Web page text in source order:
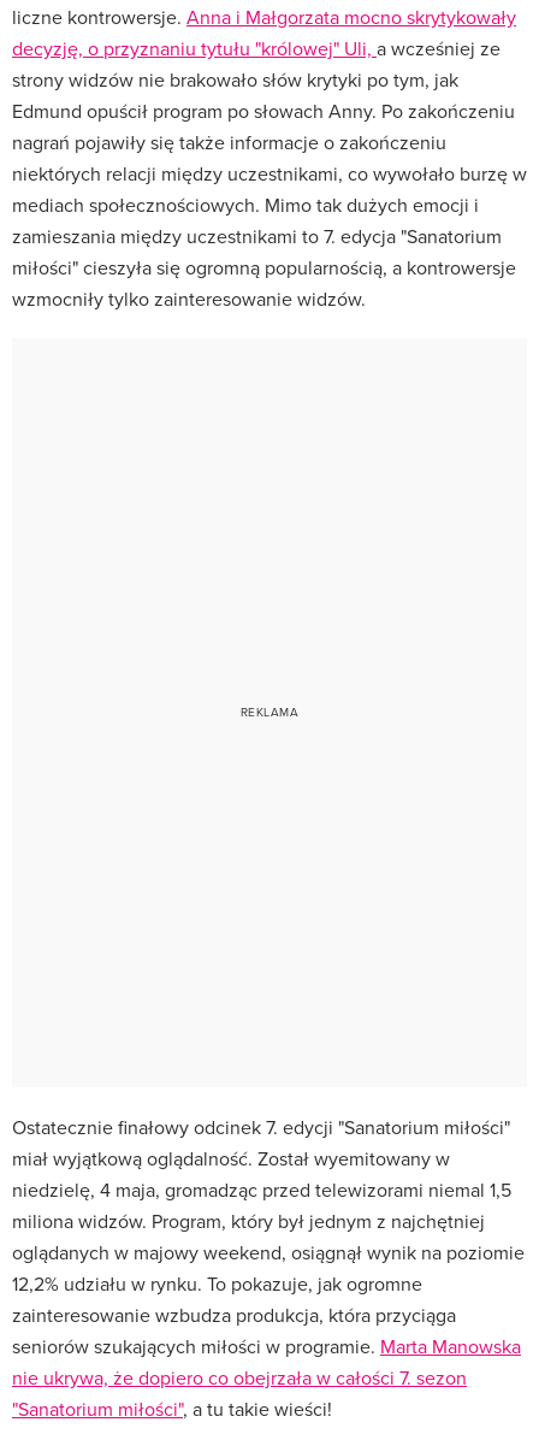
liczne kontrowersje. Anna i Małgorzata mocno skrytykowały
decyzję, o przyznaniu tytułu "królowej" Uli, a wcześniej ze
strony widzów nie brakowało słów krytyki po tym, jak
Edmund opuścił program po słowach Anny. Po zakończeniu
nagrań pojawiły się także informacje o zakończeniu
niektórych relacji między uczestnikami, co wywołało burzę w
mediach społecznościowych. Mimo tak dużych emocji i
zamieszania między uczestnikami to 7. edycja "Sanatorium
miłości" cieszyła się ogromną popularnością, a kontrowersje
wzmocniły tylko zainteresowanie widzów.
Ostatecznie finałowy odcinek 7. edycji "Sanatorium miłości"
miał wyjątkową oglądalność. Został wyemitowany w
niedzielę, 4 maja, gromadząc przed telewizorami niemal 1,5
miliona widzów. Program, który był jednym z najchętniej
oglądanych w majowy weekend, osiągnął wynik na poziomie
12,2% udziału w rynku. To pokazuje, jak ogromne
zainteresowanie wzbudza produkcja, która przyciąga
seniorów szukających miłości w programie. Marta Manowska
nie ukrywa, że dopiero co obejrzała w całości 7. sezon
"Sanatorium miłości", a tu takie wieści!